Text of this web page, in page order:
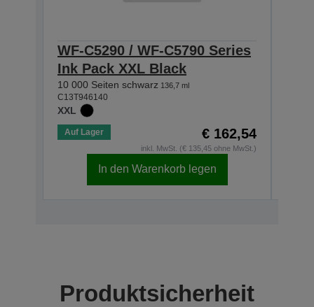
WF-C5290 / WF-C5790 Series
Ink Pack XXL Black
10 000 Seiten schwarz 136,7 ml
C13T946140
XXL
Auf Lager € 162,54
inkl. MwSt. (€ 135,45 ohne MwSt.)
In den Warenkorb legen
Produktsicherheit